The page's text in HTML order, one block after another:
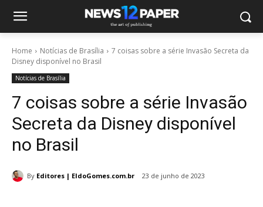
Home Notícias de Brasília
7 coisas sobre a série Invasão Secreta da
Disney disponível no Brasil
Notícias de Brasília
7 coisas sobre a série Invasão
Secreta da Disney disponível
no Brasil
By Editores | EldoGomes.com.br 23 de junho de 2023